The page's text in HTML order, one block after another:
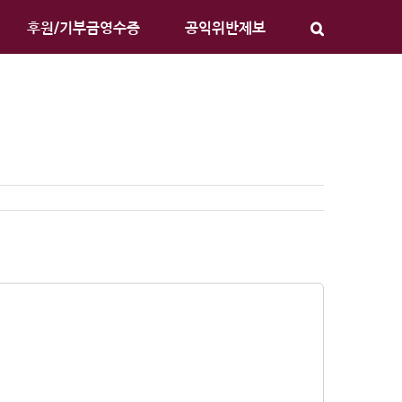
후원/기부금영수증 공익위반제보